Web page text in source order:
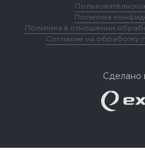
Политика
Политика в отношении
Согласие на обработку
Сделано